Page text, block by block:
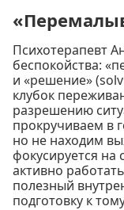
Психотерапевт
беспокойства:
и «решение»
клубок
разрешению
прокручиваем в
но не находим
фокусируется на
активно
полезный
подготовку к